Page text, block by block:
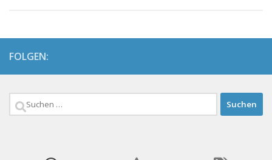
FOLGEN:
Suchen